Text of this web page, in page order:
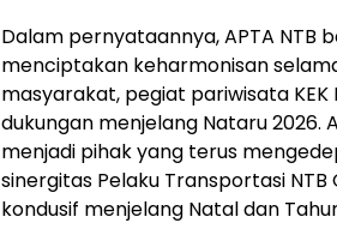
Dalam pernyataannya, APTA
menciptakan keharmonisan
masyarakat, pegiat pariwisata
dukungan menjelang Nataru 2026.
menjadi pihak yang terus
sinergitas Pelaku Transportasi
kondusif menjelang Natal dan